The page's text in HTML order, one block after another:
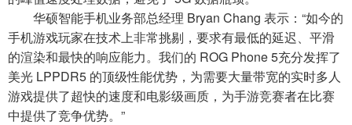
华硕智能手机业务部总经理 Bryan Chang 表示：“如今的
手机游戏玩家在技术上非常挑剔，要求有最低的延迟、平滑
的渲染和最快的响应能力。我们的 ROG Phone 5充分发挥了
美光 LPPDR5 的顶级性能优势，为需要大量带宽的实时多人
游戏提供了超快的速度和电影级画质，为手游竞赛者在比赛
中提供了竞争优势。”